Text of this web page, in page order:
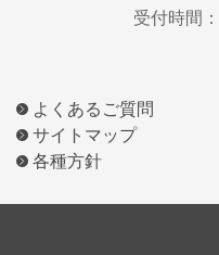
受付時間
よくあるご質問
サイトマップ
各種方針